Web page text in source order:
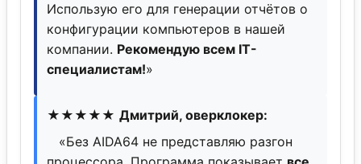
Использую его для генерации отчётов о
конфигурации компьютеров в нашей
компании. Рекомендую всем IT-
специалистам!»
★★★★★ Дмитрий, оверклокер:
«Без AIDA64 не представляю разгон